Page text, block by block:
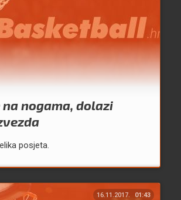
nogama, dolazi
posjeta.
16.11.2017. 01:43